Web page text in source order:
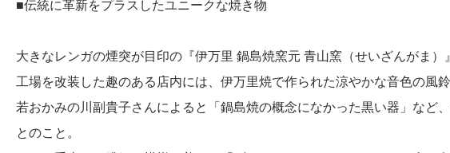
■伝統に革新をプラスしたユニークな焼き物
大きなレンガの煙突が目印の『伊万里 鍋島焼窯元 青山窯（せいざんがま）
工場を改装した趣のある店内には、伊万里焼で作られた涼やかな音色の風
若おかみの川副貴子さんによると「鍋島焼の概念になかった黒い器」など
とのこと。